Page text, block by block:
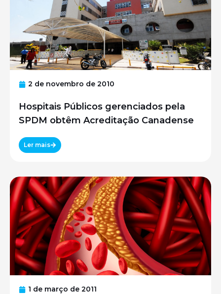
2 de novembro de 2010
Hospitais Públicos gerenciados pela
SPDM obtêm Acreditação Canadense
Ler mais
1 de março de 2011